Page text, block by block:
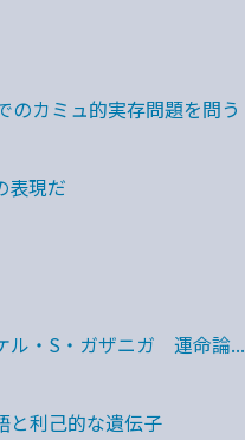
カミュ的実存問題を問う
表現だ
ル・S・ガザニガ 運命論...
と利己的な遺伝子